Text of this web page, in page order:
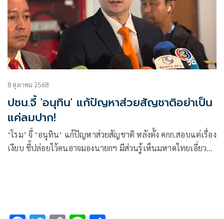
8 ตุลาคม 2568
ปชน.จี้ 'อนุทิน' แก้ปัญหาส่วยสัญชาติอย่าเป็น
แค่ลมปาก!
‘โรม’ จี้ ‘อนุทิน’ แก้ปัญหาส่วยสัญชาติ หลังตั้ง คกก.สอบแต่เรื่อง
เงียบ ชี้ปล่อยไว้คนอาจมองนายกฯ มีส่วนรู้เห็นมหาดไทยเอี่ยว